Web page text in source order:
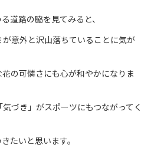
道路の脇を見てみると、
意外と沢山落ちていることに気が
の可憐さにも心が和やかになりま
づき」がスポーツにもつながってく
たいと思います。